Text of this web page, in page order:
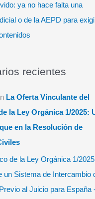
ya no hace falta una
o de la AEPD para
recientes
La Oferta Vinculante del
la Ley Orgánica 1/2025:
en la Resolución de
de la Ley Orgánica 1/
un Sistema de Intercambio
al Juicio para España